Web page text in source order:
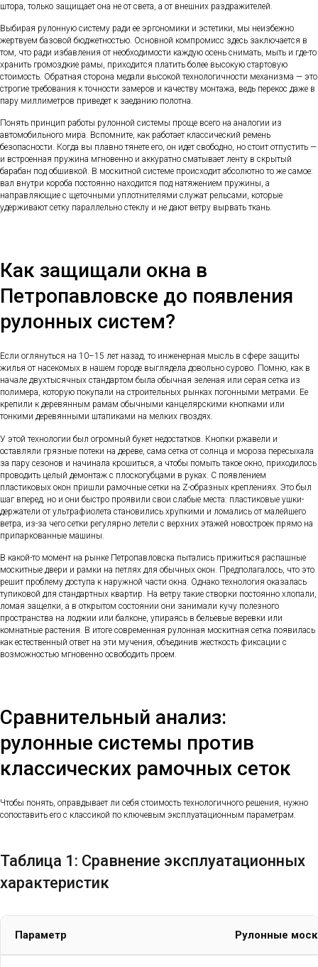
штора, только защищает она не от света, а от внешних раздражителей.
Выбирая рулонную систему ради ее эргономики и эстетики, мы неизбежно
жертвуем базовой бюджетностью. Основной компромисс здесь заключается в
том, что ради избавления от необходимости каждую осень снимать, мыть и где-то
хранить громоздкие рамы, приходится платить более высокую стартовую
стоимость. Обратная сторона медали высокой технологичности механизма — это
строгие требования к точности замеров и качеству монтажа, ведь перекос даже в
пару миллиметров приведет к заеданию полотна.
Понять принцип работы рулонной системы проще всего на аналогии из
автомобильного мира. Вспомните, как работает классический ремень
безопасности. Когда вы плавно тянете его, он идет свободно, но стоит отпустить —
и встроенная пружина мгновенно и аккуратно сматывает ленту в скрытый
барабан под обшивкой. В москитной системе происходит абсолютно то же самое:
вал внутри короба постоянно находится под натяжением пружины, а
направляющие с щеточными уплотнителями служат рельсами, которые
удерживают сетку параллельно стеклу и не дают ветру вырвать ткань.
Как защищали окна в
Петропавловске до появления
рулонных систем?
Если оглянуться на 10–15 лет назад, то инженерная мысль в сфере защиты
жилья от насекомых в нашем городе выглядела довольно сурово. Помню, как в
начале двухтысячных стандартом была обычная зеленая или серая сетка из
полимера, которую покупали на строительных рынках погонными метрами. Ее
крепили к деревянным рамам обычными канцелярскими кнопками или
тонкими деревянными штапиками на мелких гвоздях.
У этой технологии был огромный букет недостатков. Кнопки ржавели и
оставляли грязные потеки на дереве, сама сетка от солнца и мороза пересыхала
за пару сезонов и начинала крошиться, а чтобы помыть такое окно, приходилось
проводить целый демонтаж с плоскогубцами в руках. С появлением
пластиковых окон пришли рамочные сетки на Z-образных креплениях. Это был
шаг вперед, но и они быстро проявили свои слабые места: пластиковые ушки-
держатели от ультрафиолета становились хрупкими и ломались от малейшего
ветра, из-за чего сетки регулярно летели с верхних этажей новостроек прямо на
припаркованные машины.
В какой-то момент на рынке Петропавловска пытались прижиться распашные
москитные двери и рамки на петлях для обычных окон. Предполагалось, что это
решит проблему доступа к наружной части окна. Однако технология оказалась
тупиковой для стандартных квартир. На ветру такие створки постоянно хлопали,
ломая защелки, а в открытом состоянии они занимали кучу полезного
пространства на лоджии или балконе, упираясь в бельевые веревки или
комнатные растения. В итоге современная рулонная москитная сетка появилась
как естественный ответ на эти мучения, объединив жесткость фиксации с
возможностью мгновенно освободить проем.
Сравнительный анализ:
рулонные системы против
классических рамочных сеток
Чтобы понять, оправдывает ли себя стоимость технологичного решения, нужно
сопоставить его с классикой по ключевым эксплуатационным параметрам.
Таблица 1: Сравнение эксплуатационных
характеристик
Параметр Рулонные